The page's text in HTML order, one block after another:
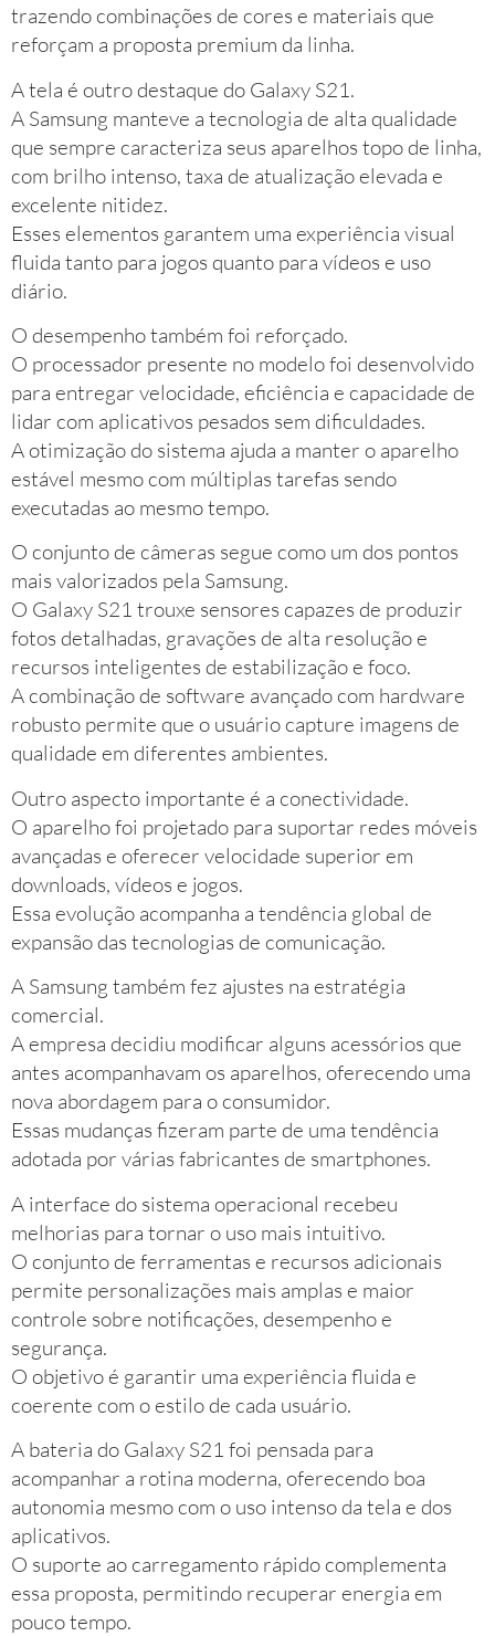
trazendo combinações de cores e materiais que
reforçam a proposta premium da linha.
A tela é outro destaque do Galaxy S21.
A Samsung manteve a tecnologia de alta qualidade
que sempre caracteriza seus aparelhos topo de linha,
com brilho intenso, taxa de atualização elevada e
excelente nitidez.
Esses elementos garantem uma experiência visual
fluida tanto para jogos quanto para vídeos e uso
diário.
O desempenho também foi reforçado.
O processador presente no modelo foi desenvolvido
para entregar velocidade, eficiência e capacidade de
lidar com aplicativos pesados sem dificuldades.
A otimização do sistema ajuda a manter o aparelho
estável mesmo com múltiplas tarefas sendo
executadas ao mesmo tempo.
O conjunto de câmeras segue como um dos pontos
mais valorizados pela Samsung.
O Galaxy S21 trouxe sensores capazes de produzir
fotos detalhadas, gravações de alta resolução e
recursos inteligentes de estabilização e foco.
A combinação de software avançado com hardware
robusto permite que o usuário capture imagens de
qualidade em diferentes ambientes.
Outro aspecto importante é a conectividade.
O aparelho foi projetado para suportar redes móveis
avançadas e oferecer velocidade superior em
downloads, vídeos e jogos.
Essa evolução acompanha a tendência global de
expansão das tecnologias de comunicação.
A Samsung também fez ajustes na estratégia
comercial.
A empresa decidiu modificar alguns acessórios que
antes acompanhavam os aparelhos, oferecendo uma
nova abordagem para o consumidor.
Essas mudanças fizeram parte de uma tendência
adotada por várias fabricantes de smartphones.
A interface do sistema operacional recebeu
melhorias para tornar o uso mais intuitivo.
O conjunto de ferramentas e recursos adicionais
permite personalizações mais amplas e maior
controle sobre notificações, desempenho e
segurança.
O objetivo é garantir uma experiência fluida e
coerente com o estilo de cada usuário.
A bateria do Galaxy S21 foi pensada para
acompanhar a rotina moderna, oferecendo boa
autonomia mesmo com o uso intenso da tela e dos
aplicativos.
O suporte ao carregamento rápido complementa
essa proposta, permitindo recuperar energia em
pouco tempo.